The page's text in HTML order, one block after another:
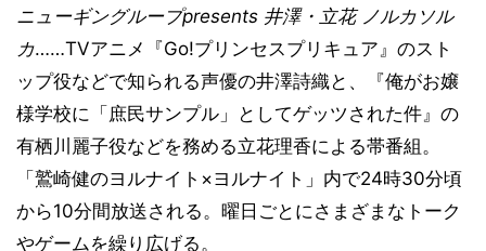
ニューギングループpresents 井澤・立花 ノルカソル
カ……TVアニメ『Go!プリンセスプリキュア』のスト
ップ役などで知られる声優の井澤詩織と、『俺がお嬢
様学校に「庶民サンプル」としてゲッツされた件』の
有栖川麗子役などを務める立花理香による帯番組。
「鷲崎健のヨルナイト×ヨルナイト」内で24時30分頃
から10分間放送される。曜日ごとにさまざまなトーク
やゲームを繰り広げる。